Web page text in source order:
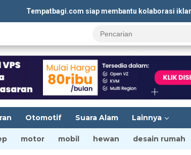
Tempatbagi.com siap membantu kolaborasi iklan
Otomotif Suara Alam Lainnya
motor mobil hewan desain rumah